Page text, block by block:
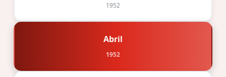
1952
Abril
1952